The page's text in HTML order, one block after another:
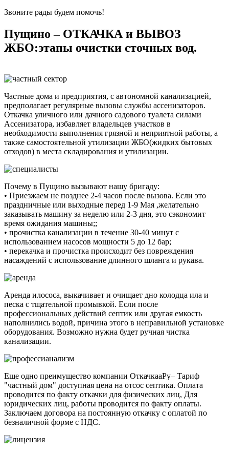
Звоните рады будем помочь!
Пущино – ОТКАЧКА и ВЫВОЗ
ЖБО:этапы очистки сточных вод.
Частные дома и предприятия, с автономной канализацией,
предполагает регулярные вызовы службы ассенизаторов.
Откачка уличного или дачного садового туалета силами
Ассенизатора, избавляет владельцев участков в
необходимости выполнения грязной и неприятной работы, а
также самостоятельной утилизации ЖБО(жидких бытовых
отходов) в места складирования и утилизации.
Почему в Пущино вызывают нашу бригаду:
• Приезжаем не позднее 2-4 часов после вызова. Если это
праздничные или выходные перед 1-9 Мая ,желательно
заказывать машину за неделю или 2-3 дня, это сэкономит
время ожидания машины;;
• прочистка канализации в течение 30-40 минут с
использованием насосов мощности 5 до 12 бар;
• перекачка и прочистка происходит без повреждения
насаждений с использование длинного шланга и рукава.
Аренда илососа, выкачивает и очищает дно колодца ила и
песка с тщательной промывкой. Если после
профессиональных действий септик или другая емкость
наполнились водой, причина этого в неправильной установке
оборудования. Возможно нужна будет ручная чистка
канализации.
Еще одно преимущество компании ОткачкааРу– Тариф
"частный дом" доступная цена на отсос септика. Оплата
проводится по факту откачки для физических лиц, Для
юридических лиц, работы проводится по факту оплаты.
Заключаем договора на постоянную откачку с оплатой по
безналичной форме с НДС.